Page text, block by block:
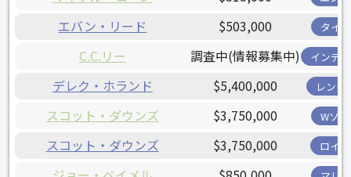
エバン・リード $503,000 タイ
C.C.リー 調査中(情報募集中) インデ
デレク・ホランド $5,400,000 レンジ
スコット・ダウンズ $3,750,000 Wソ
スコット・ダウンズ $3,750,000 ロイ